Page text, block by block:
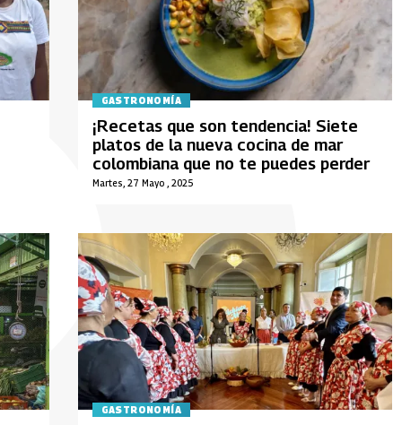
GASTRONOMÍA
Martes, 27 Mayo , 2025
¡Recetas que son tendencia! Siete
platos de la nueva cocina de mar
colombiana que no te puedes perder
GASTRONOMÍA